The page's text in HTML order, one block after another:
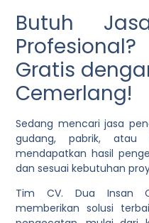
Butuh
Gratis
Cemerlang!
Sedang mencari jasa
gudang, pabrik, atau
mendapatkan hasil
dan sesuai kebutuhan
Tim CV. Dua Insan
memberikan solusi